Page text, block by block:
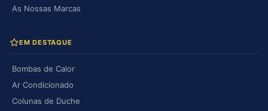
As Nossas Marcas
EM DESTAQUE
Bombas de Calor
Ar Condicionado
Colunas de Duche